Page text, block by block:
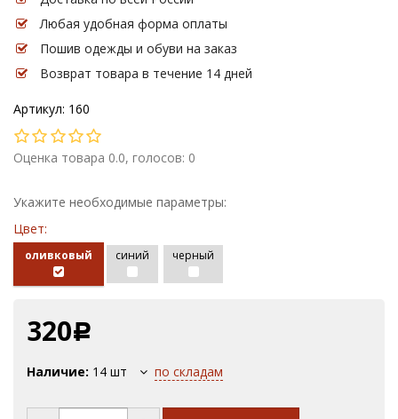
Любая удобная форма оплаты
Пошив одежды и обуви на заказ
Возврат товара в течение 14 дней
Артикул: 160
Оценка товара 0.0, голосов: 0
Укажите необходимые параметры:
Цвет:
оливковый синий черный
320Р
Наличие: 14 шт по складам